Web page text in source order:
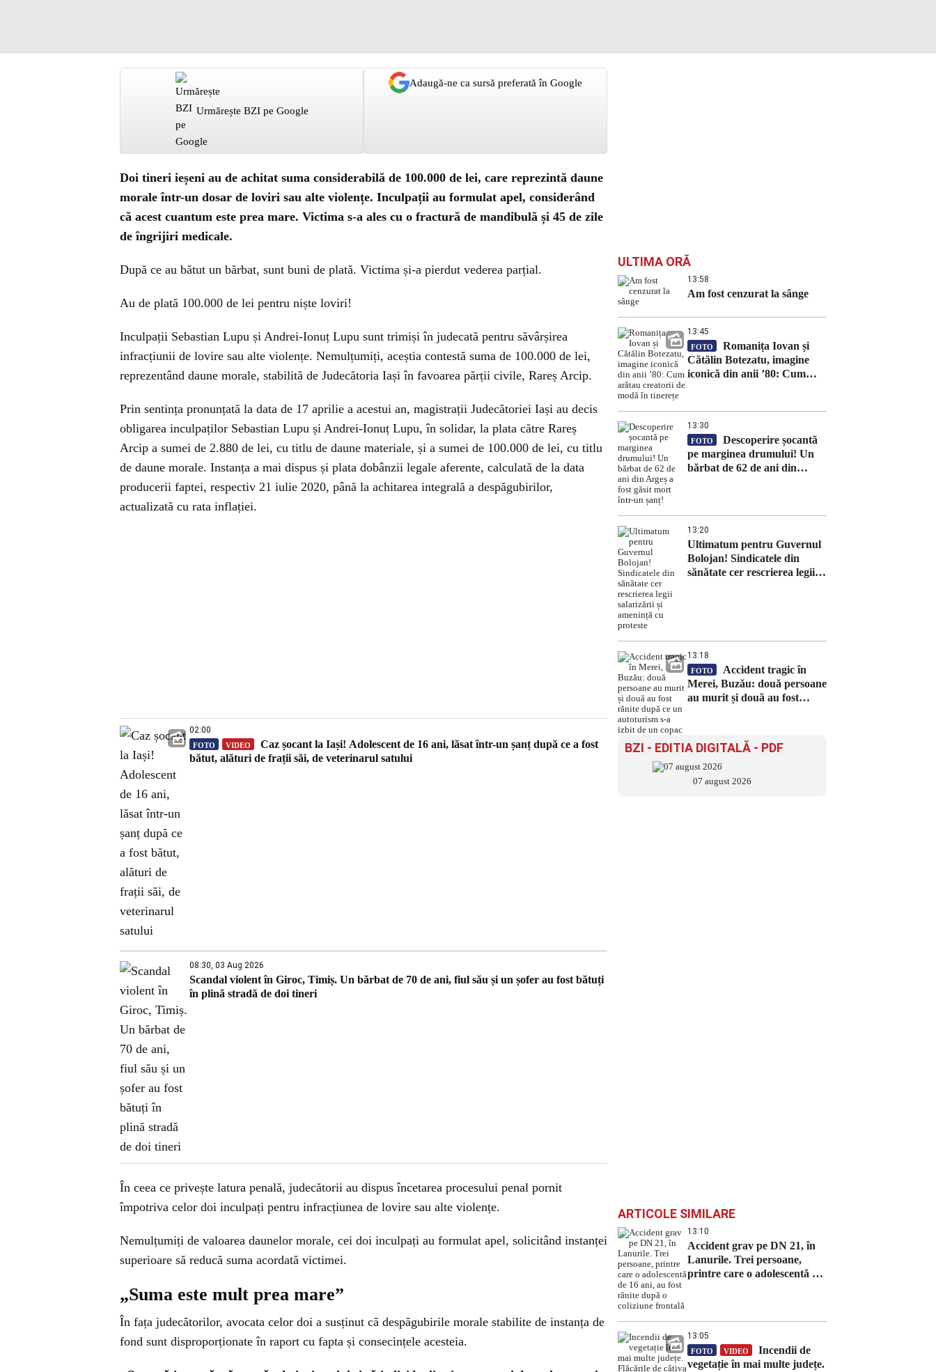
Urmărește BZI pe Google
Adaugă-ne ca sursă preferată în Google
Doi tineri ieșeni au de achitat suma considerabilă de 100.000 de lei, care reprezintă daune
morale într-un dosar de loviri sau alte violențe. Inculpații au formulat apel, considerând
că acest cuantum este prea mare. Victima s-a ales cu o fractură de mandibulă și 45 de zile
de îngrijiri medicale.
După ce au bătut un bărbat, sunt buni de plată. Victima și-a pierdut vederea parțial.
Au de plată 100.000 de lei pentru niște loviri!
Inculpații Sebastian Lupu și Andrei-Ionuț Lupu sunt trimiși în judecată pentru săvârșirea
infracțiunii de lovire sau alte violențe. Nemulțumiți, aceștia contestă suma de 100.000 de lei,
reprezentând daune morale, stabilită de Judecătoria Iași în favoarea părții civile, Rareș Arcip.
Prin sentința pronunțată la data de 17 aprilie a acestui an, magistrații Judecătoriei Iași au decis
obligarea inculpaților Sebastian Lupu și Andrei-Ionuț Lupu, în solidar, la plata către Rareș
Arcip a sumei de 2.880 de lei, cu titlu de daune materiale, și a sumei de 100.000 de lei, cu titlu
de daune morale. Instanța a mai dispus și plata dobânzii legale aferente, calculată de la data
producerii faptei, respectiv 21 iulie 2020, până la achitarea integrală a despăgubirilor,
actualizată cu rata inflației.
02:00
FOTO VIDEO
Caz șocant la Iași! Adolescent de 16 ani, lăsat într-un șanț după ce a fost
bătut, alături de frații săi, de veterinarul satului
08:30, 03 Aug 2026
Scandal violent în Giroc, Timiș. Un bărbat de 70 de ani, fiul său și un șofer au fost bătuți
în plină stradă de doi tineri
În ceea ce privește latura penală, judecătorii au dispus încetarea procesului penal pornit
împotriva celor doi inculpați pentru infracțiunea de lovire sau alte violențe.
Nemulțumiți de valoarea daunelor morale, cei doi inculpați au formulat apel, solicitând instanței
superioare să reducă suma acordată victimei.
„Suma este mult prea mare”
În fața judecătorilor, avocata celor doi a susținut că despăgubirile morale stabilite de instanța de
fond sunt disproporționate în raport cu fapta și consecințele acesteia.
ULTIMA ORĂ
13:58
Am fost cenzurat la sânge
13:45
FOTO
Romanița Iovan și
Cătălin Botezatu, imagine
iconică din anii ’80: Cum
13:30
FOTO
Descoperire șocantă
pe marginea drumului! Un
bărbat de 62 de ani din
13:20
Ultimatum pentru Guvernul
Bolojan! Sindicatele din
sănătate cer rescrierea legii
13:18
FOTO
Accident tragic în
Merei, Buzău: două persoane
au murit și două au fost
BZI - EDITIA DIGITALĂ - PDF
07 august 2026
ARTICOLE SIMILARE
13:10
Accident grav pe DN 21, în
Lanurile. Trei persoane,
printre care o adolescentă de
13:05
FOTO VIDEO
Incendii de
vegetație în mai multe județe.